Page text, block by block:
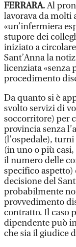
FERRARA.Al
lavorava da molti
«un’infermiera
stupore dei
iniziato a
Sant’Anna la
licenziata «senza
procedimento
Da quanto si è
svolto servizi di
soccorritore) per
provincia senza
(l’ospedale),
(in uno o più
il numero delle
specifico
decisione del
probabilmente
provvedimento
contratto. Il caso
dipendente può
che sia il giudice